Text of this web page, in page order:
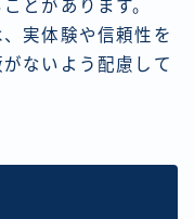
とがあります。
実体験や信頼性を
ないよう配慮して